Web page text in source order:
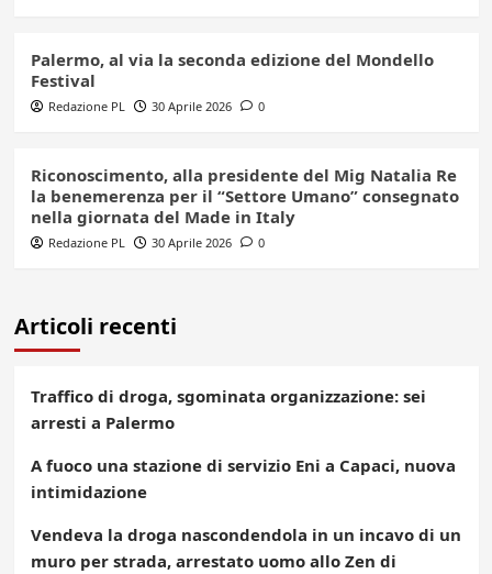
Palermo, al via la seconda edizione del Mondello
Festival
Redazione PL 30 Aprile 2026 0
Riconoscimento, alla presidente del Mig Natalia Re
la benemerenza per il “Settore Umano” consegnato
nella giornata del Made in Italy
Redazione PL 30 Aprile 2026 0
Articoli recenti
Traffico di droga, sgominata organizzazione: sei
arresti a Palermo
A fuoco una stazione di servizio Eni a Capaci, nuova
intimidazione
Vendeva la droga nascondendola in un incavo di un
muro per strada, arrestato uomo allo Zen di